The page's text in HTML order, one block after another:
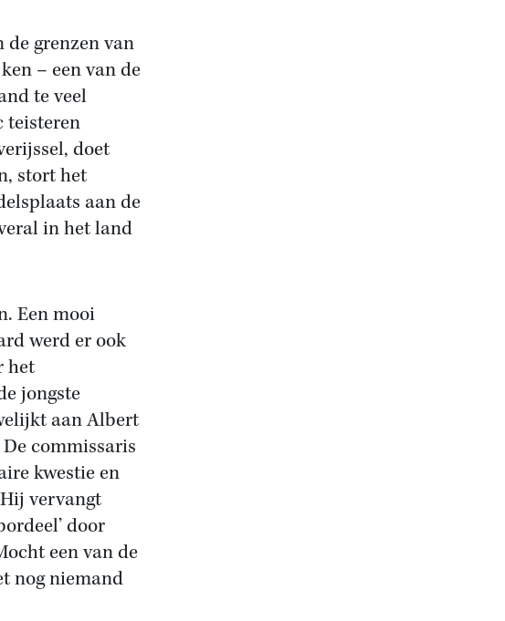
grenzen van
– een van de
te veel
teisteren
doet
stort het
aan de
in het land
Een mooi
werd er ook
het
jongste
aan Albert
commissaris
kwestie en
vervangt
door
een van de
nog niemand